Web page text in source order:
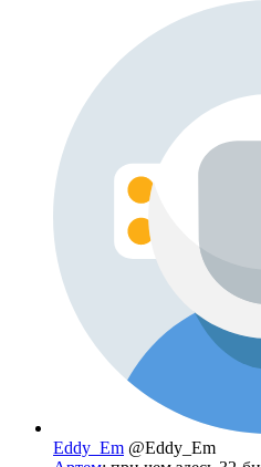
Eddy_Em @Eddy_Em